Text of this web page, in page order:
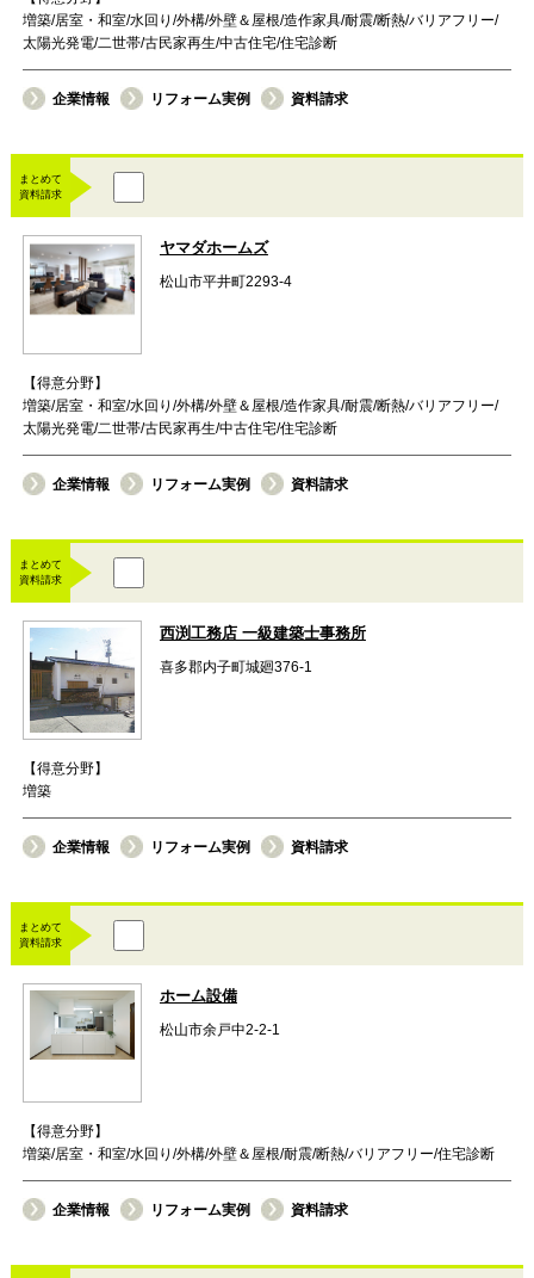
増築/居室・和室/水回り/外構/外壁＆屋根/造作家具/耐震/断熱/バリアフリー/
太陽光発電/二世帯/古民家再生/中古住宅/住宅診断
企業情報 リフォーム実例 資料請求
まとめて
資料請求
ヤマダホームズ
松山市平井町2293-4
【得意分野】
増築/居室・和室/水回り/外構/外壁＆屋根/造作家具/耐震/断熱/バリアフリー/
太陽光発電/二世帯/古民家再生/中古住宅/住宅診断
企業情報 リフォーム実例 資料請求
まとめて
資料請求
西渕工務店 一級建築士事務所
喜多郡内子町城廻376-1
【得意分野】
増築
企業情報 リフォーム実例 資料請求
まとめて
資料請求
ホーム設備
松山市余戸中2-2-1
【得意分野】
増築/居室・和室/水回り/外構/外壁＆屋根/耐震/断熱/バリアフリー/住宅診断
企業情報 リフォーム実例 資料請求